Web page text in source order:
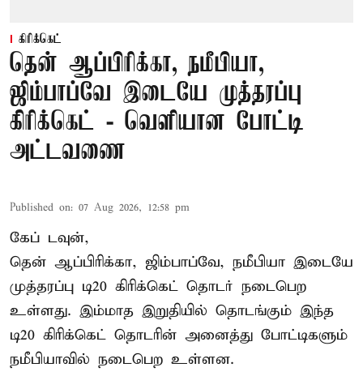
கிரிக்கெட்
தென் ஆப்பிரிக்கா, நமீபியா,
ஜிம்பாப்வே இடையே முத்தரப்பு
கிரிக்கெட் - வெளியான போட்டி
அட்டவணை
Published on: 07 Aug 2026, 12:58 pm
கேப் டவுன்,
தென் ஆப்பிரிக்கா, ஜிம்பாப்வே, நமீபியா இடையே
முத்தரப்பு டி20 கிரிக்கெட் தொடர் நடைபெற
உள்ளது. இம்மாத இறுதியில் தொடங்கும் இந்த
டி20 கிரிக்கெட் தொடரின் அனைத்து போட்டிகளும்
நமீபியாவில் நடைபெற உள்ளன.